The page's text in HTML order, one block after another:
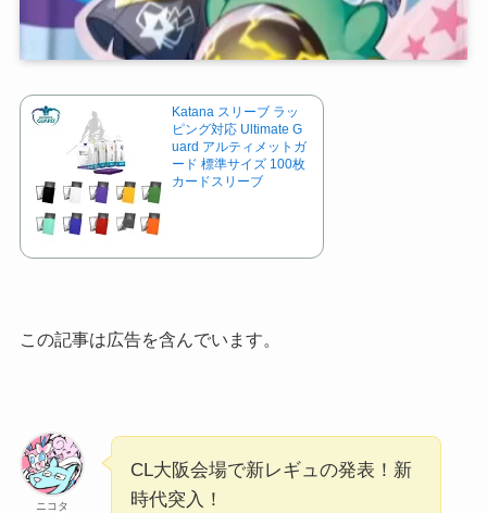
Katana スリーブ ラッ
ピング対応 Ultimate G
uard アルティメットガ
ード 標準サイズ 100枚
カードスリーブ
この記事は広告を含んでいます。
ニコタ
CL大阪会場で新レギュの発表！新
時代突入！